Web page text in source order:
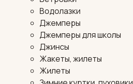
Водолазки
Джемперы
Джемперы для школы
Джинсы
Жакеты, жилеты
Жилеты